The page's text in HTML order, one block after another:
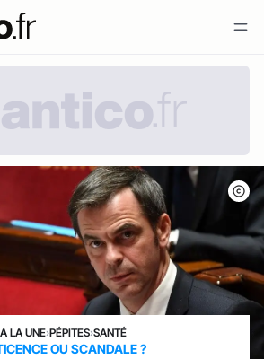
A LA UNE›PÉPITES›SANTÉ
OU SCANDALE ?